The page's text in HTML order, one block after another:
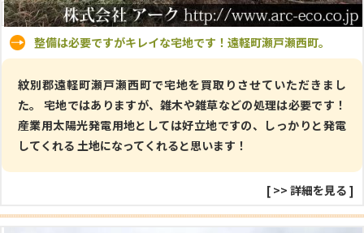
整備は必要ですがキレイな宅地です！遠軽町瀬戸瀬西町。
紋別郡遠軽町瀬戸瀬西町で宅地を買取りさせていただきまし
た。 宅地ではありますが、雑木や雑草などの処理は必要です！
産業用太陽光発電用地としては好立地ですの、しっかりと発電
してくれる 土地になってくれると思います！
[ >> 詳細を見る ]